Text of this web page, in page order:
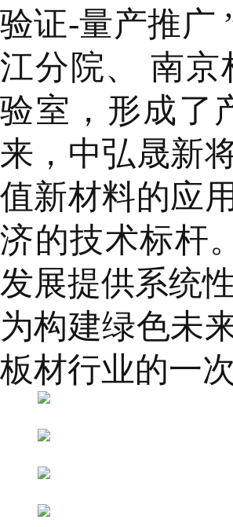
验证-量产推广
江分院、 南京
验室，形成了
来，中弘晟新
值新材料的应
济的技术标杆
发展提供系统
为构建绿色未
板材行业的一